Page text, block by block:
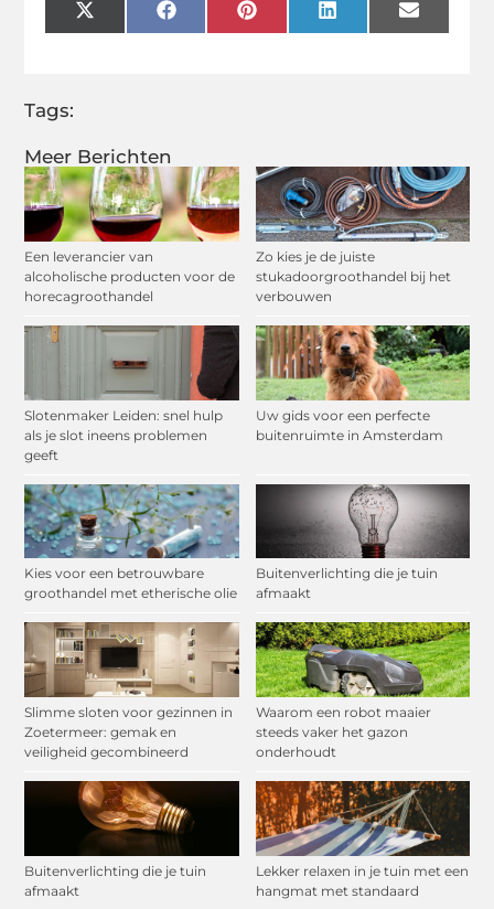
Meer Berichten
Een leverancier van
alcoholische producten voor de
horecagroothandel
Zo kies je de juiste
stukadoorgroothandel bij het
verbouwen
Slotenmaker Leiden: snel hulp
als je slot ineens problemen
geeft
Uw gids voor een perfecte
buitenruimte in Amsterdam
Kies voor een betrouwbare
groothandel met etherische olie
Buitenverlichting die je tuin
afmaakt
Slimme sloten voor gezinnen in
Zoetermeer: gemak en
veiligheid gecombineerd
Waarom een robot maaier
steeds vaker het gazon
onderhoudt
Buitenverlichting die je tuin
afmaakt
Lekker relaxen in je tuin met een
hangmat met standaard
X
(Twitter)
FacebookPinterestLinkedInEmail
Tags: